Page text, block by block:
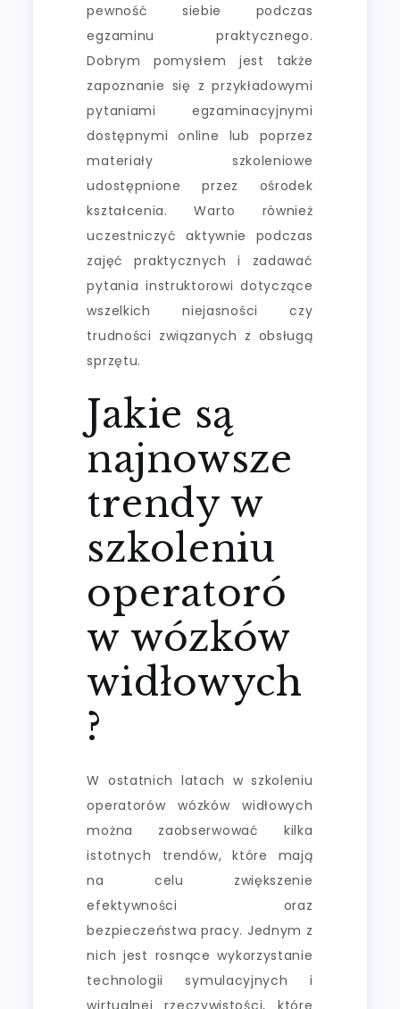
pewność siebie podczas
egzaminu praktycznego.
Dobrym pomysłem jest także
zapoznanie się z przykładowymi
pytaniami egzaminacyjnymi
dostępnymi online lub poprzez
materiały szkoleniowe
udostępnione przez ośrodek
kształcenia. Warto również
uczestniczyć aktywnie podczas
zajęć praktycznych i zadawać
pytania instruktorowi dotyczące
wszelkich niejasności czy
trudności związanych z obsługą
sprzętu.
Jakie są
najnowsze
trendy w
szkoleniu
operatoró
w wózków
widłowych
?
W ostatnich latach w szkoleniu
operatorów wózków widłowych
można zaobserwować kilka
istotnych trendów, które mają
na celu zwiększenie
efektywności oraz
bezpieczeństwa pracy. Jednym z
nich jest rosnące wykorzystanie
technologii symulacyjnych i
wirtualnej rzeczywistości, które